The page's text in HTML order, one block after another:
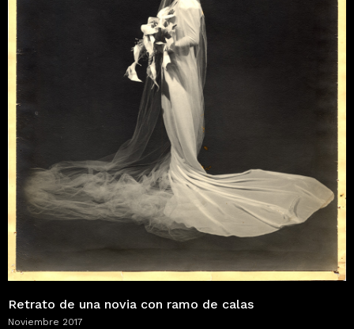
Retrato de una novia con ramo de calas
Noviembre 2017